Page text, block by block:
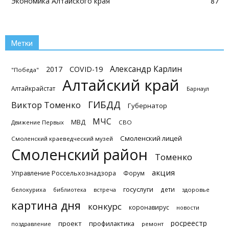
Метки
"Победа" 2017 COVID-19 Александр Карлин
Алтайкрайстат Алтайский край Барнаул
Виктор Томенко ГИБДД Губернатор
Движение Первых МВД МЧС СВО
Смоленский краеведческий музей Смоленский лицей
Смоленский район Томенко
Управление Россельхознадзора Форум акция
белокуриха библиотека встреча госуслуги дети здоровье
картина дня конкурс коронавирус новости
поздравление проект профилактика ремонт росреестр